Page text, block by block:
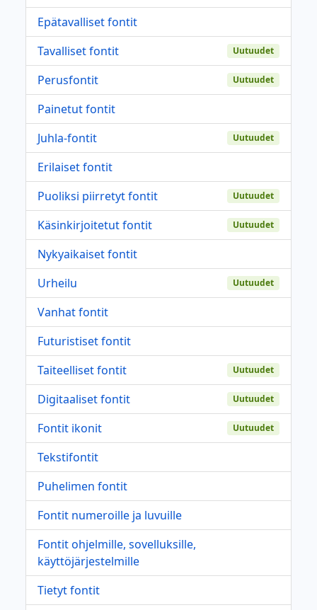
Epätavalliset fontit
Tavalliset fontit
Uutuudet
Perusfontit Uutuudet
Painetut fontit
Juhla-fontit
Uutuudet
Erilaiset fontit
Puoliksi piirretyt fontit
Uutuudet
Käsinkirjoitetut fontit Uutuudet
Nykyaikaiset fontit
Urheilu
Uutuudet
Vanhat fontit
Futuristiset fontit
Taiteelliset fontit
Uutuudet
Digitaaliset fontit Uutuudet
Fontit ikonit Uutuudet
Tekstifontit
Puhelimen fontit
Fontit numeroille ja luvuille
Fontit ohjelmille, sovelluksille,
käyttöjärjestelmille
Tietyt fontit